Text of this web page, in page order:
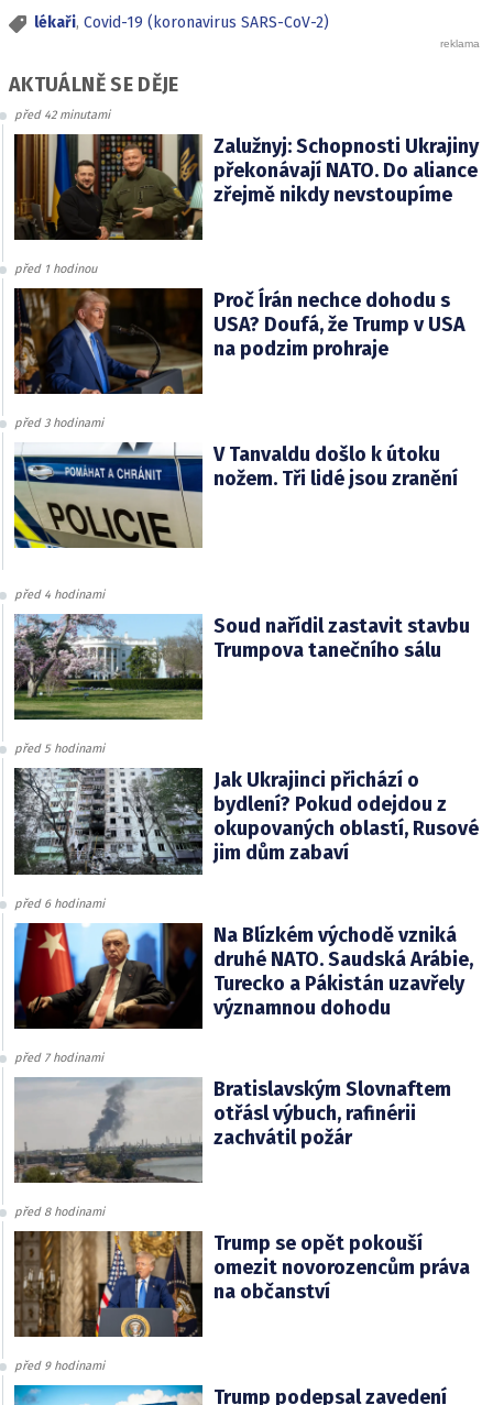
lékaři, Covid-19 (koronavirus SARS-CoV-2)
AKTUÁLNĚ SE DĚJE
před 42 minutami
Zalužnyj: Schopnosti Ukrajiny
překonávají NATO. Do aliance
zřejmě nikdy nevstoupíme
před 1 hodinou
Proč Írán nechce dohodu s
USA? Doufá, že Trump v USA
na podzim prohraje
před 3 hodinami
V Tanvaldu došlo k útoku
nožem. Tři lidé jsou zranění
před 4 hodinami
Soud nařídil zastavit stavbu
Trumpova tanečního sálu
před 5 hodinami
Jak Ukrajinci přichází o
bydlení? Pokud odejdou z
okupovaných oblastí, Rusové
jim dům zabaví
před 6 hodinami
Na Blízkém východě vzniká
druhé NATO. Saudská Arábie,
Turecko a Pákistán uzavřely
významnou dohodu
před 7 hodinami
Bratislavským Slovnaftem
otřásl výbuch, rafinérii
zachvátil požár
před 8 hodinami
Trump se opět pokouší
omezit novorozencům práva
na občanství
před 9 hodinami
Trump podepsal zavedení